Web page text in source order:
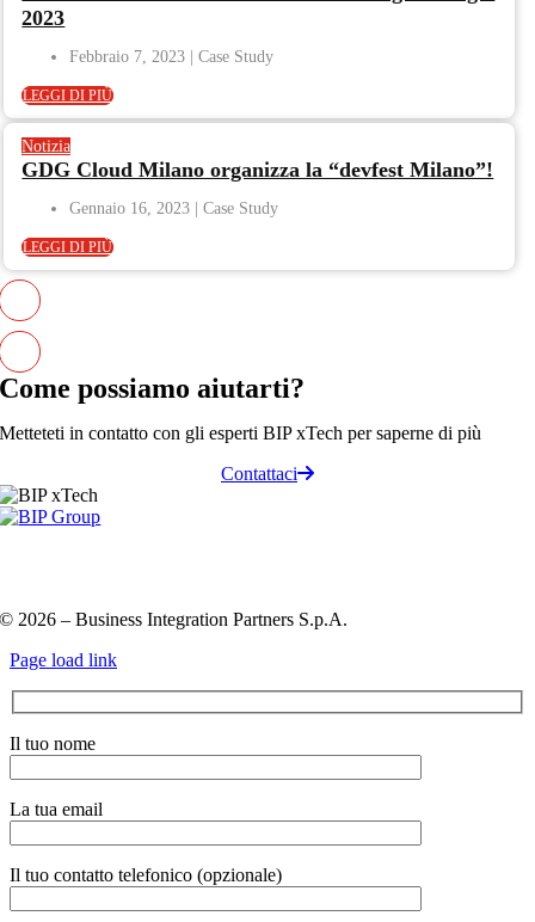
2023
Febbraio 7, 2023
LEGGI DI PIÙ
Notizia
GDG Cloud Milano organizza la “devfest Milano”!
Gennaio 16, 2023
LEGGI DI PIÙ
Come possiamoaiutarti?
Metteteti in contatto con gli esperti BIP xTech per saperne di più
Contattaci
© 2026 – Business Integration Partners S.p.A.
Page load link
Il tuo nome
La tua email
Il tuo contatto telefonico (opzionale)